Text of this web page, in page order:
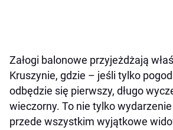
Załogi balonowe przyjeżdżają
Kruszynie, gdzie – jeśli tylko
odbędzie się pierwszy, długo
wieczorny. To nie tylko
przede wszystkim wyjątkowe